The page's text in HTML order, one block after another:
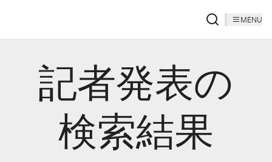
MENU
記者発表の
検索結果